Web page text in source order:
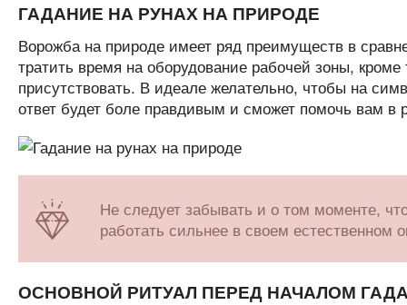
ГАДАНИЕ НА РУНАХ НА ПРИРОДЕ
Ворожба на природе имеет ряд преимуществ в
тратить время на оборудование рабочей зоны,
присутствовать. В идеале желательно, чтобы на
ответ будет боле правдивым и сможет помочь вам
Не следует забывать и о том моменте,
работать сильнее в своем естественном
ОСНОВНОЙ РИТУАЛ ПЕРЕД НАЧАЛОМ